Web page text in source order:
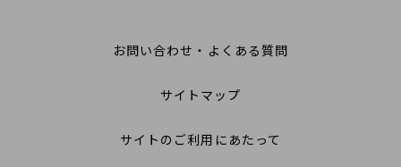
お問い合わせ・よくある質問
サイトマップ
サイトのご利用にあたって